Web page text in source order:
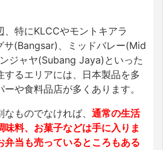
、特にKLCCやモントキアラ
(Bangsar)、ミッドバレー(Mid
ジャヤ(Subang Jaya)といった
するエリアには、日本製品を多
や食料品店が多くあります。
ものでなければ、 通常の生活
味料、お菓子などは手に入りま
弁当も売っているところもある